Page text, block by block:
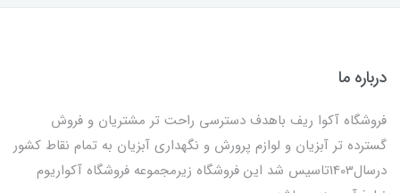
درباره ما
فروشگاه آکوا ریف باهدف دسترسی راحت تر مشتریان و فروش
گسترده تر آبزیان و لوازم پرورش و نگهداری آبزیان به تمام نقاط کشور
درسال1403تاسیس شد این فروشگاه زیرمجموعه فروشگاه آکواریوم